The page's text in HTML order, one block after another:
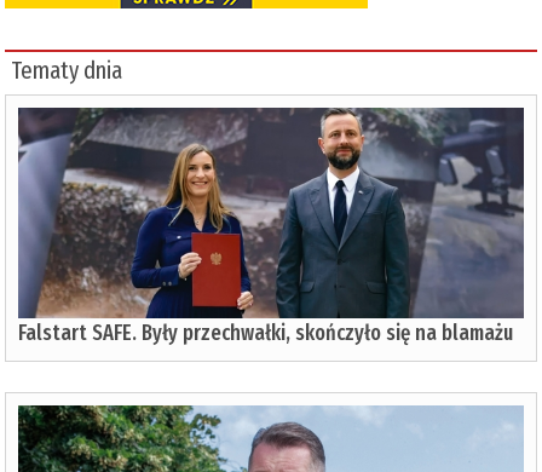
Tematy dnia
Falstart SAFE. Były przechwałki, skończyło się na blamażu